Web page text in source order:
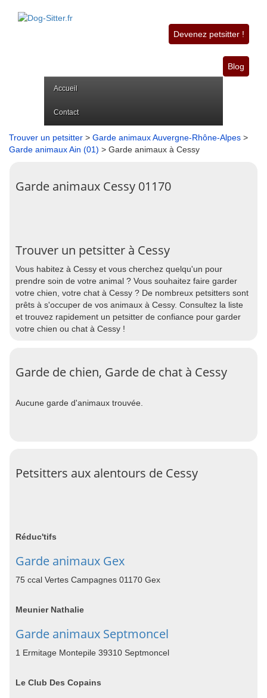
Devenez petsitter !
Blog
Accueil
Contact
Trouver un petsitter > Garde animaux Auvergne-Rhône-Alpes >
Garde animaux Ain (01) > Garde animaux à Cessy
Garde animaux Cessy 01170
Trouver un petsitter à Cessy
Vous habitez à Cessy et vous cherchez quelqu'un pour
prendre soin de votre animal ? Vous souhaitez faire garder
votre chien, votre chat à Cessy ? De nombreux petsitters sont
prêts à s'occuper de vos animaux à Cessy. Consultez la liste
et trouvez rapidement un petsitter de confiance pour garder
votre chien ou chat à Cessy !
Garde de chien, Garde de chat à Cessy
Aucune garde d'animaux trouvée.
Petsitters aux alentours de Cessy
Réduc'tifs
Garde animaux Gex
75 ccal Vertes Campagnes 01170 Gex
Meunier Nathalie
Garde animaux Septmoncel
1 Ermitage Montepile 39310 Septmoncel
Le Club Des Copains